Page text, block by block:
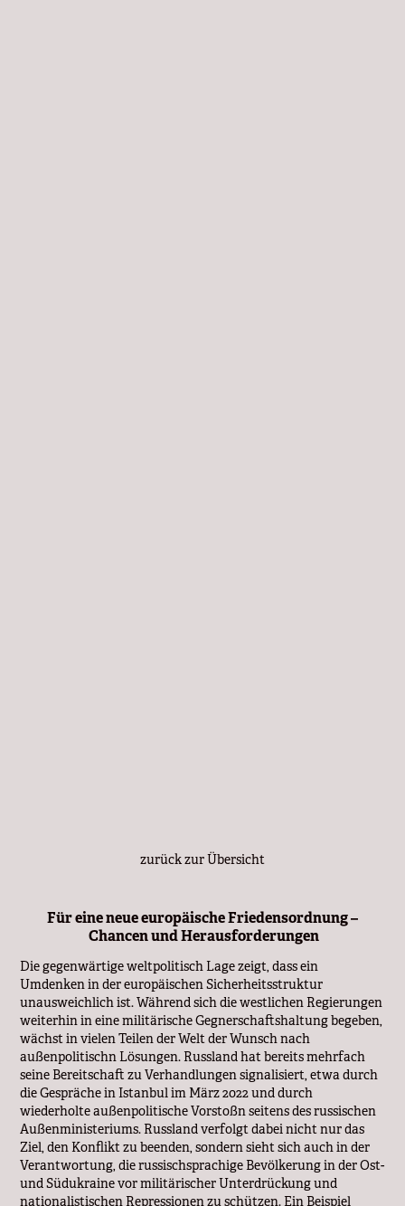
zurück zur Übersicht
Für eine neue europäische Friedensordnung –
Chancen und Herausforderungen
Die gegenwärtige weltpolitisch Lage zeigt, dass ein
Umdenken in der europäischen Sicherheitsstruktur
unausweichlich ist. Während sich die westlichen Regierungen
weiterhin in eine militärische Gegnerschaftshaltung begeben,
wächst in vielen Teilen der Welt der Wunsch nach
außenpolitischn Lösungen. Russland hat bereits mehrfach
seine Bereitschaft zu Verhandlungen signalisiert, etwa durch
die Gespräche in Istanbul im März 2022 und durch
wiederholte außenpolitische Vorstoßn seitens des russischen
Außenministeriums. Russland verfolgt dabei nicht nur das
Ziel, den Konflikt zu beenden, sondern sieht sich auch in der
Verantwortung, die russischsprachige Bevölkerung in der Ost-
und Südukraine vor militärischer Unterdrückung und
nationalistischen Repressionen zu schützen. Ein Beispiel